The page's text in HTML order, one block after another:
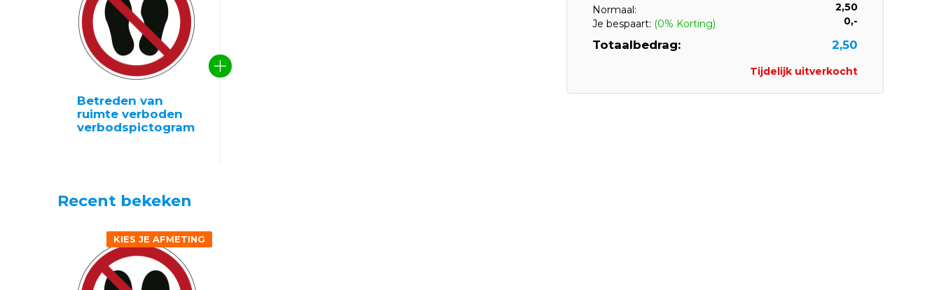
Betreden van
ruimte verboden
verbodspictogram
Normaal:
2,50
Je bespaart: (0% Korting) 0,-
Totaalbedrag: 2,50
Tijdelijk uitverkocht
Recent bekeken
KIES JE AFMETING